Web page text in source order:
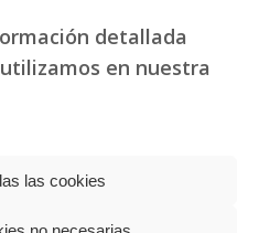
detallada
en nuestra
las cookies